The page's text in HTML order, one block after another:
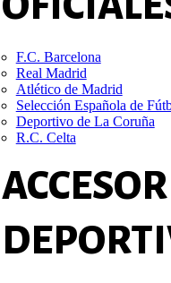
F.C. Barcelona
Real Madrid
Atlético de Madrid
Selección Española de
Deportivo de La Coruña
R.C. Celta